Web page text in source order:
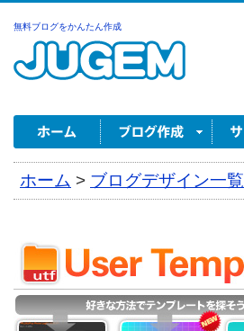
無料ブログをかんたん作成
ホーム > ブログデザイン一覧